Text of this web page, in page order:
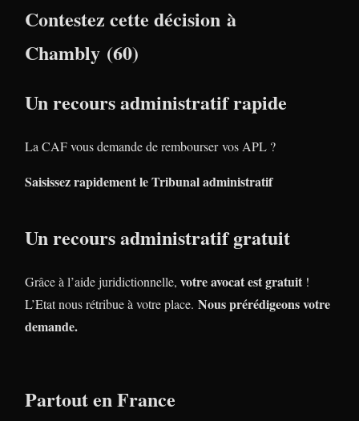
Contestez cette décision à
Chambly (60)
Un recours administratif rapide
La CAF vous demande de rembourser vos APL ?
Saisissez rapidement le Tribunal administratif
Un recours administratif gratuit
Grâce à l’aide juridictionnelle, votre avocat est gratuit !
L’Etat nous rétribue à votre place. Nous prérédigeons votre
demande.
Partout en France